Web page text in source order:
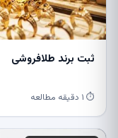
ثبت برند طلافروشی
⏱ ۱ دقیقه مطالعه